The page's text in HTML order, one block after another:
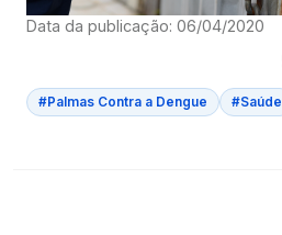
Data da publicação: 06/04/2020
#Palmas Contra a Dengue #Saúde